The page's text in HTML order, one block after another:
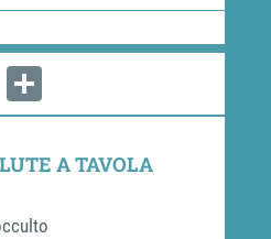
Share
A TAVOLA